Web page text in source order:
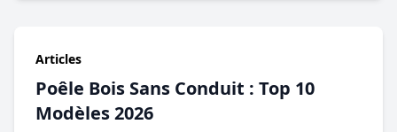
Articles
Poêle Bois Sans Conduit : Top 10
Modèles 2026